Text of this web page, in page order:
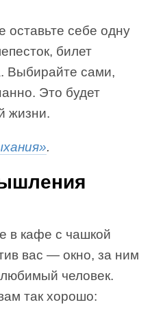
оставьте себе одну
билет
Выбирайте сами,
Это будет
жизни.
.
в кафе с чашкой
вас — окно, за ним
человек.
так хорошо: